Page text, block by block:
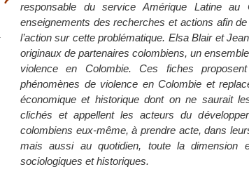
responsable du service Amérique Latine
enseignements des recherches et actions afin
l’action sur cette problématique. Elsa Blair et
originaux de partenaires colombiens, un
violence en Colombie. Ces fiches
phénomènes de violence en Colombie et
économique et historique dont on ne saurait
clichés et appellent les acteurs du
colombiens eux-même, à prendre acte, dans
mais aussi au quotidien, toute la dimension
sociologiques et historiques.